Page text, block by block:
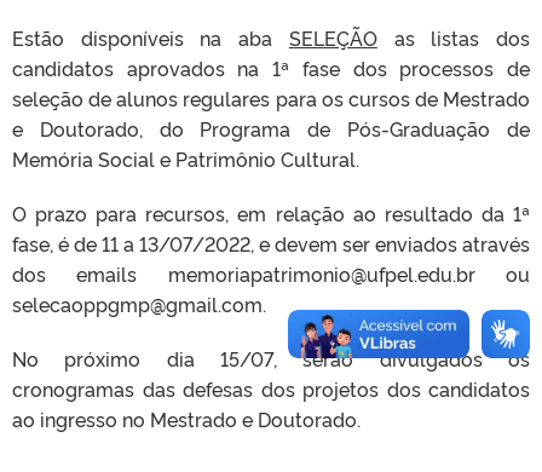
Estão disponíveis na aba SELEÇÃOas listas dos
candidatos aprovados na 1ª fase dos processos de
seleção de alunos regulares para os cursos de Mestrado
e Doutorado, do Programa de Pós-Graduação de
Memória Social e Patrimônio Cultural.
O prazo para recursos, em relação ao resultado da 1ª
fase, é de 11 a 13/07/2022, e devem ser enviados através
dos emails memoriapatrimonio@ufpel.edu.br ou
selecaoppgmp@gmail.com.
No próximo dia 15/07, serão divulgados os
cronogramas das defesas dos projetos dos candidatos
ao ingresso no Mestrado e Doutorado.